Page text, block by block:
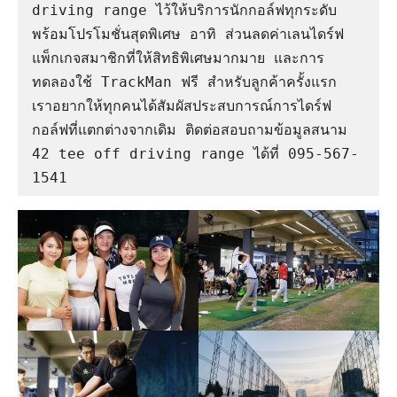
driving range ไว้ให้บริการนักกอล์ฟทุกระดับ
พร้อมโปรโมชั่นสุดพิเศษ อาทิ ส่วนลดค่าเลนไดร์ฟ
แพ็กเกจสมาชิกที่ให้สิทธิพิเศษมากมาย และการ
ทดลองใช้ TrackMan ฟรี สำหรับลูกค้าครั้งแรก
เราอยากให้ทุกคนได้สัมผัสประสบการณ์การไดร์ฟ
กอล์ฟที่แตกต่างจากเดิม ติดต่อสอบถามข้อมูลสนาม
42 tee off driving range ได้ที่ 095-567-
1541